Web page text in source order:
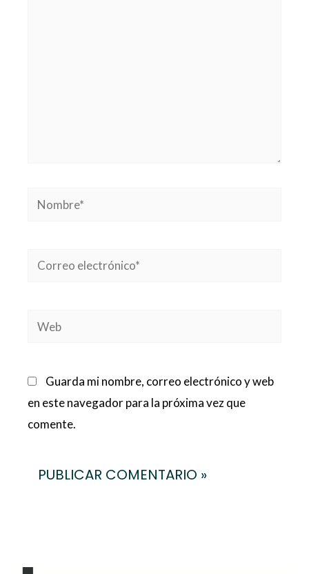
Nombre*
Correo
Web
Guarda mi nombre, correo electrónico y web
en este navegador para la próxima vez que
comente.